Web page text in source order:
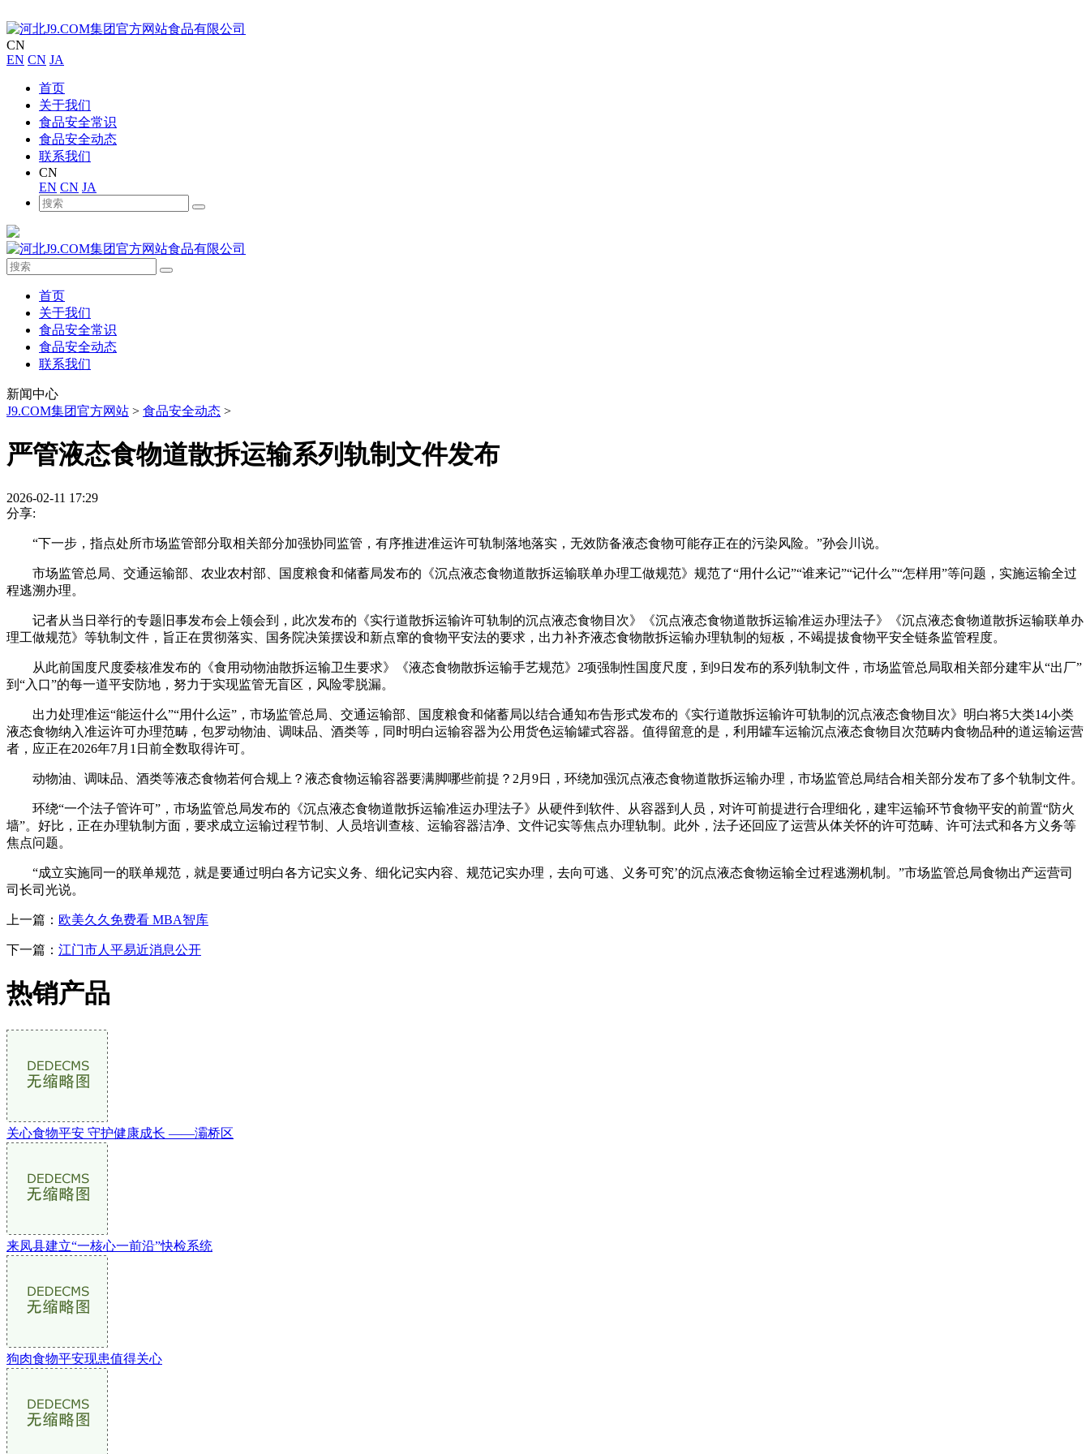
CN
EN CN JA
首页
关于我们
食品安全常识
食品安全动态
联系我们
CN
EN CN JA
首页
关于我们
食品安全常识
食品安全动态
联系我们
新闻中心
J9.COM集团官方网站 > 食品安全动态 >
严管液态食物道散拆运输系列轨制文件发布
2026-02-11 17:29
分享:
“下一步，指点处所市场监管部分取相关部分加强协同监管，有序推进准运许可轨制落地落实，无效防备液态食物可能存正在的污染风险。”孙会川说。
市场监管总局、交通运输部、农业农村部、国度粮食和储蓄局发布的《沉点液态食物道散拆运输联单办理工做规范》规范了“用什么记”“谁来记”“记什么”“怎样用”等问题，实施运输全过
程逃溯办理。
记者从当日举行的专题旧事发布会上领会到，此次发布的《实行道散拆运输许可轨制的沉点液态食物目次》《沉点液态食物道散拆运输准运办理法子》《沉点液态食物道散拆运输联单办
理工做规范》等轨制文件，旨正在贯彻落实、国务院决策摆设和新点窜的食物平安法的要求，出力补齐液态食物散拆运输办理轨制的短板，不竭提拔食物平安全链条监管程度。
从此前国度尺度委核准发布的《食用动物油散拆运输卫生要求》《液态食物散拆运输手艺规范》2项强制性国度尺度，到9日发布的系列轨制文件，市场监管总局取相关部分建牢从“出厂”
到“入口”的每一道平安防地，努力于实现监管无盲区，风险零脱漏。
出力处理准运“能运什么”“用什么运”，市场监管总局、交通运输部、国度粮食和储蓄局以结合通知布告形式发布的《实行道散拆运输许可轨制的沉点液态食物目次》明白将5大类14小类
液态食物纳入准运许可办理范畴，包罗动物油、调味品、酒类等，同时明白运输容器为公用货色运输罐式容器。值得留意的是，利用罐车运输沉点液态食物目次范畴内食物品种的道运输运营
者，应正在2026年7月1日前全数取得许可。
动物油、调味品、酒类等液态食物若何合规上？液态食物运输容器要满脚哪些前提？2月9日，环绕加强沉点液态食物道散拆运输办理，市场监管总局结合相关部分发布了多个轨制文件。
环绕“一个法子管许可”，市场监管总局发布的《沉点液态食物道散拆运输准运办理法子》从硬件到软件、从容器到人员，对许可前提进行合理细化，建牢运输环节食物平安的前置“防火
墙”。好比，正在办理轨制方面，要求成立运输过程节制、人员培训查核、运输容器洁净、文件记实等焦点办理轨制。此外，法子还回应了运营从体关怀的许可范畴、许可法式和各方义务等
焦点问题。
“成立实施同一的联单规范，就是要通过明白各方记实义务、细化记实内容、规范记实办理，去向可逃、义务可究’的沉点液态食物运输全过程逃溯机制。”市场监管总局食物出产运营司
司长司光说。
上一篇： 欧美久久免费看 MBA智库
下一篇： 江门市人平易近消息公开
热销产品
关心食物平安 守护健康成长 ——灞桥区
来凤县建立“一核心一前沿”快检系统
狗肉食物平安现患值得关心